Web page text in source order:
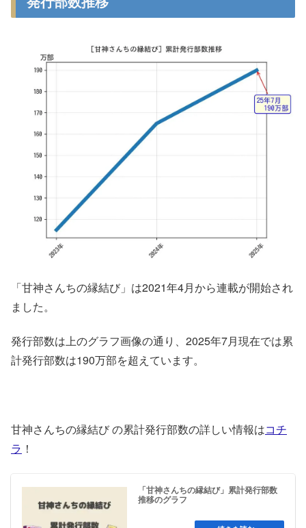
「甘神さんちの縁結び」は2021年4月から連載が開始され
ました。
発行部数は上のグラフ画像の通り、2025年7月現在では累
計発行部数は190万部を超えています。
甘神さんちの縁結び の累計発行部数の詳しい情報はコチ
ラ ！
「甘神さんちの縁結び」累計発行部数
推移のグラフ